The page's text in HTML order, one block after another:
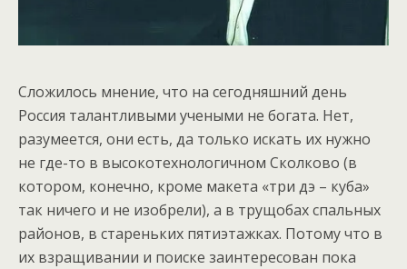
Сложилось мнение, что на сегодняшний день
Россия талантливыми учеными не богата. Нет,
разумеется, они есть, да только искать их нужно
не где-то в высокотехнологичном Сколково (в
котором, конечно, кроме макета «три дэ – куба»
так ничего и не изобрели), а в трущобах спальных
районов, в стареньких пятиэтажках. Потому что в
их взращивании и поиске заинтересован пока